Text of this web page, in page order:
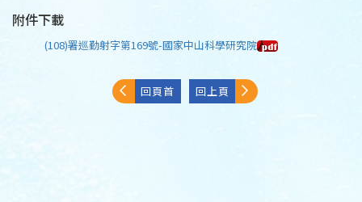
附件下載
(108)署巡勤射字第169號-國家中山科學研究院
回頁首 回上頁